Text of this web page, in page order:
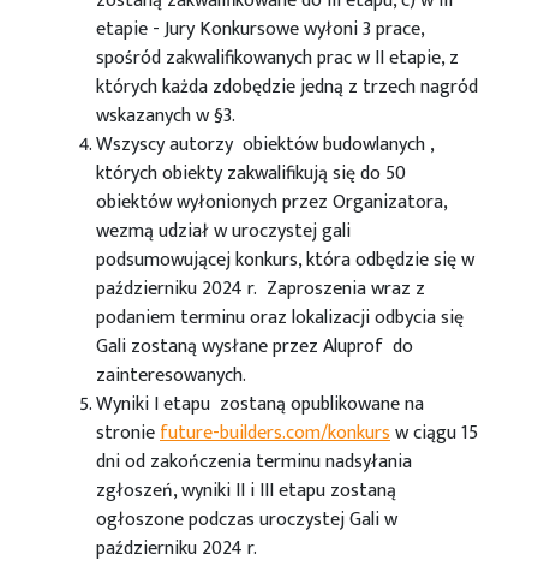
etapie - Jury Konkursowe wyłoni 3 prace,
spośród zakwalifikowanych prac w II etapie, z
których każda zdobędzie jedną z trzech nagród
wskazanych w §3.
Wszyscy autorzy obiektów budowlanych ,
których obiekty zakwalifikują się do 50
obiektów wyłonionych przez Organizatora,
wezmą udział w uroczystej gali
podsumowującej konkurs, która odbędzie się w
październiku 2024 r. Zaproszenia wraz z
podaniem terminu oraz lokalizacji odbycia się
Gali zostaną wysłane przez Aluprof do
zainteresowanych.
Wyniki I etapu zostaną opublikowane na
stroniefuture-builders.com/konkursw ciągu 15
dni od zakończenia terminu nadsyłania
zgłoszeń, wyniki II i III etapu zostaną
ogłoszone podczas uroczystej Gali w
październiku 2024 r.